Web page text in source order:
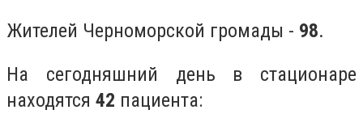
Жителей Черноморской громады - 98.
На сегодняшний день в стационаре
находятся 42 пациента: